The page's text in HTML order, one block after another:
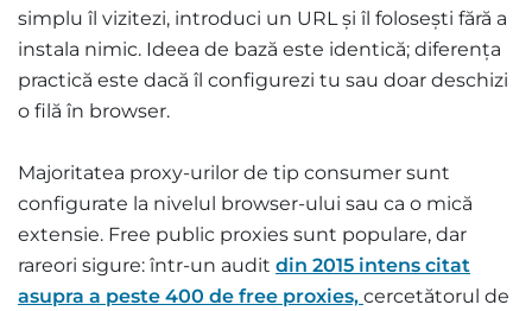
simplu îl vizitezi, introduci un URL și îl folosești fără a
instala nimic. Ideea de bază este identică; diferența
practică este dacă îl configurezi tu sau doar deschizi
o filă în browser.
Majoritatea proxy-urilor de tip consumer sunt
configurate la nivelul browser-ului sau ca o mică
extensie. Free public proxies sunt populare, dar
rareori sigure: într-un audit din 2015 intens citat
asupra a peste 400 de free proxies, cercetătorul de